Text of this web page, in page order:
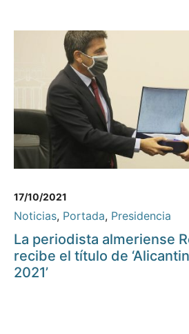
17/10/2021
Noticias, Portada, Presidencia
La periodista almeriense
recibe el título de
2021’